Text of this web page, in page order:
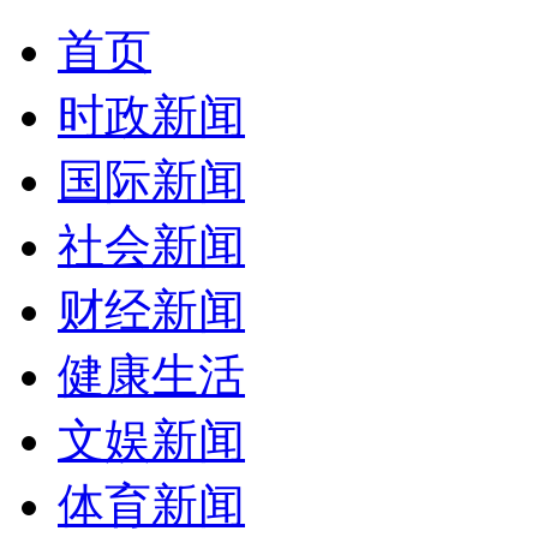
首页
时政新闻
国际新闻
社会新闻
财经新闻
健康生活
文娱新闻
体育新闻